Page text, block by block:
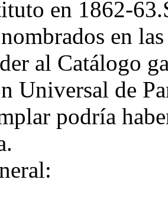
en 1862-
en
al Catálogo
Universal de
podría